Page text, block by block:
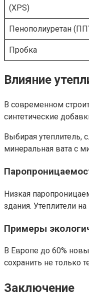
(XPS)
Пенополиуретан
Пробка
Влияние
В современном
синтетические
Выбирая утеплитель,
минеральная вата с
Низкая
здания. Утеплители
Примеры
В Европе до 60%
сохранить не только
Заключение